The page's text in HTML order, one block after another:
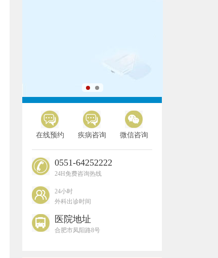
合肥外科在线预约
在线预约 疾病咨询 微信咨询
0551-64252222
24H免费咨询热线
24小时
外科出诊时间
医院地址
合肥市凤阳路8号